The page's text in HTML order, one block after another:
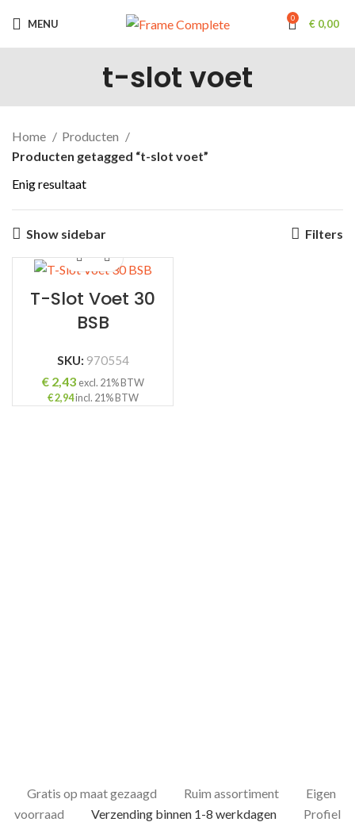
MENU 0 € 0,00
t-slot voet
Home
Producten
Producten getagged “t-slot voet”
Enig resultaat
Show sidebar Filters
T-Slot Voet 30
BSB
SKU: 970554
€2,43 excl. 21% BTW
€2,94incl. 21% BTW
Gratis op maat gezaagd Ruim assortiment
Eigen
voorraad
Verzending binnen 1-8 werkdagen
Profiel